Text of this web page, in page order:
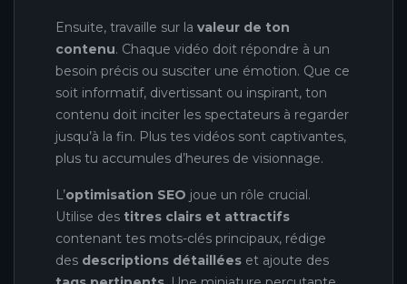
Ensuite, travaille sur la valeur de ton
contenu. Chaque vidéo doit répondre à un
besoin précis ou susciter une émotion. Que ce
soit informatif, divertissant ou inspirant, ton
contenu doit inciter les spectateurs à regarder
jusqu’à la fin. Plus tes vidéos sont captivantes,
plus tu accumules d’heures de visionnage.
L’optimisation SEO joue un rôle crucial.
Utilise des titres clairs et attractifs
contenant tes mots-clés principaux, rédige
des descriptions détaillées et ajoute des